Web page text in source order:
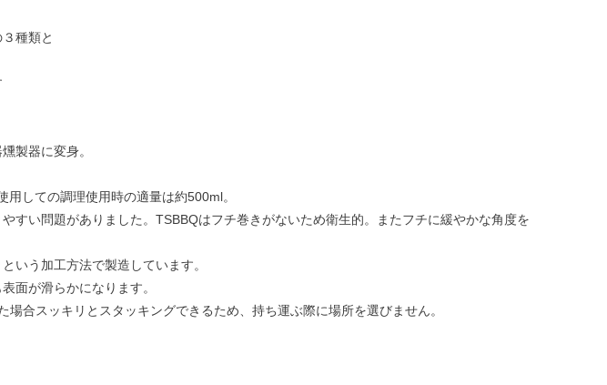
種類と
製器に変身。
しての調理使用時の適量は約500ml。
すい問題がありました。TSBBQはフチ巻きがないため衛生的。またフチに緩やかな角度を
いう加工方法で製造しています。
面が滑らかになります。
合スッキリとスタッキングできるため、持ち運ぶ際に場所を選びません。